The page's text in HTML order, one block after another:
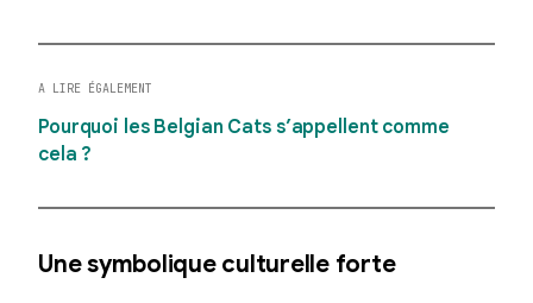
A LIRE ÉGALEMENT
Pourquoi les Belgian Cats s’appellent comme
cela ?
Une symbolique culturelle forte